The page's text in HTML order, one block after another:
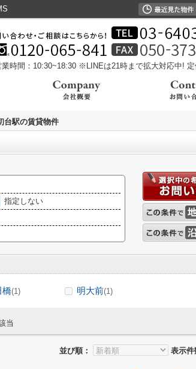
業時間：10:30~18:30 ※LINEは21時まで拡大対応中!
台駅の賃貸物件
指定しない
橋(1) 明大前(1)
当
並び順： 表示件